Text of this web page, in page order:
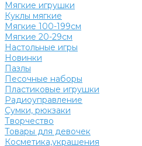
Мягкие игрушки
Куклы мягкие
Мягкие 100-199см
Мягкие 20-29см
Настольные игры
Новинки
Пазлы
Песочные наборы
Пластиковые игрушки
Радиоуправление
Сумки, рюкзаки
Творчество
Товары для девочек
Косметика,украшения